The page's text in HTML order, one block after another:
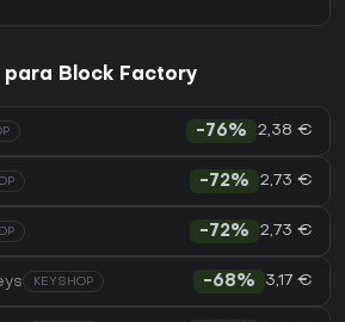
Block Factory
-76% 2,38 €
-72% 2,73 €
-72% 2,73 €
KEYSHOP -68% 3,17 €